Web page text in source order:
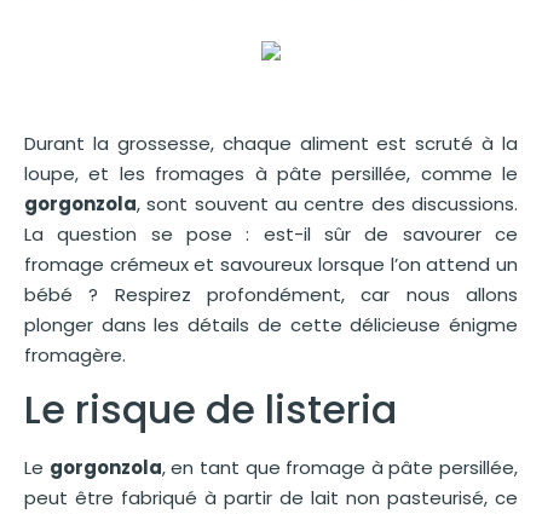
Durant la grossesse, chaque aliment est scruté à la
loupe, et les fromages à pâte persillée, comme le
gorgonzola, sont souvent au centre des discussions.
La question se pose : est-il sûr de savourer ce
fromage crémeux et savoureux lorsque l’on attend un
bébé ? Respirez profondément, car nous allons
plonger dans les détails de cette délicieuse énigme
fromagère.
Le risque de listeria
Le gorgonzola, en tant que fromage à pâte persillée,
peut être fabriqué à partir de lait non pasteurisé, ce